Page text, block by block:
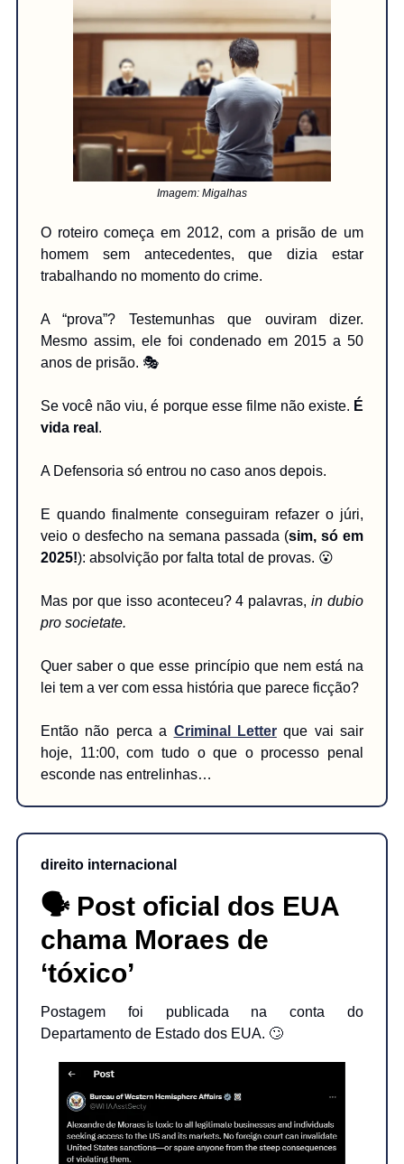
Imagem: Migalhas
O roteiro começa em 2012, com a prisão de um
homem sem antecedentes, que dizia estar
trabalhando no momento do crime.
A “prova”? Testemunhas que ouviram dizer.
Mesmo assim, ele foi condenado em 2015 a 50
anos de prisão. 🎭
Se você não viu, é porque esse filme não existe. É
vida real .
A Defensoria só entrou no caso anos depois.
E quando finalmente conseguiram refazer o júri,
veio o desfecho na semana passada (sim, só em
2025!): absolvição por falta total de provas. 😮
Mas por que isso aconteceu? 4 palavras,in dubio
pro societate.
Quer saber o que esse princípio que nem está na
lei tem a ver com essa história que parece ficção?
Então não perca a Criminal Letterque vai sair
hoje, 11:00, com tudo o que o processo penal
esconde nas entrelinhas…
direito internacional
🗣️ Post oficial dos EUA
chama Moraes de
‘tóxico’
Postagem foi publicada na conta do
Departamento de Estado dos EUA. 🙄